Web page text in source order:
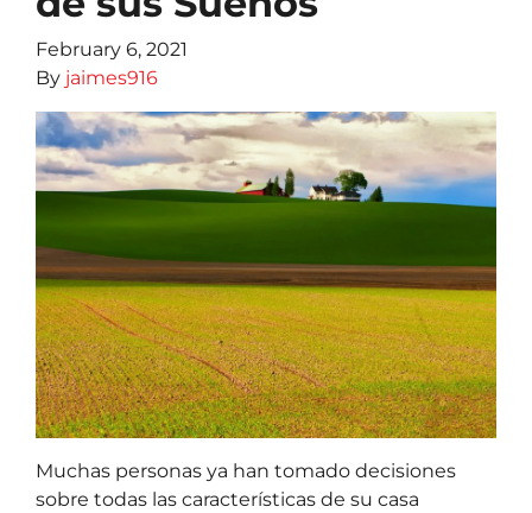
February 6, 2021
By jaimes916
Muchas personas ya han tomado decisiones
sobre todas las características de su casa